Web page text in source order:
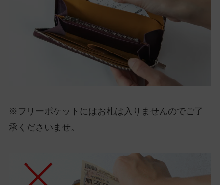
※フリーポケットにはお札は入りませんのでご了
承くださいませ。